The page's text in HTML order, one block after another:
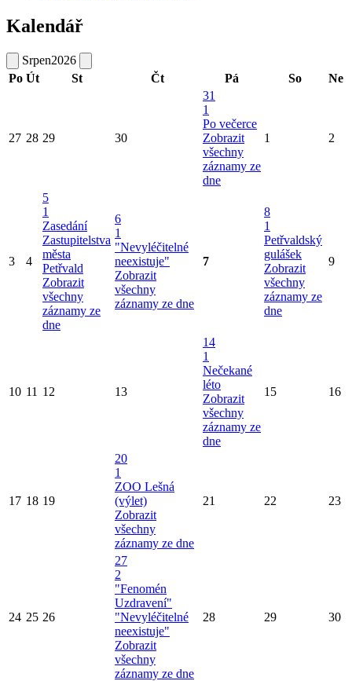
Kalendář
Srpen2026
Po Út St Čt Pá So Ne
27 28 29 30
31
1
Po večerce
Zobrazit
všechny
záznamy ze
dne
1 2
3 4
5
1
Zasedání
Zastupitelstva
města
Petřvald
Zobrazit
všechny
záznamy ze
dne
6
1
"Nevyléčitelné
neexistuje"
Zobrazit
všechny
záznamy ze dne
7
8
1
Petřvaldský
gulášek
Zobrazit
všechny
záznamy ze
dne
9
10 11 12 13
14
1
Nečekané
léto
Zobrazit
všechny
záznamy ze
dne
15 16
17 18 19
20
1
ZOO Lešná
(výlet)
Zobrazit
všechny
záznamy ze dne
21 22 23
24 25 26
27
2
"Fenomén
Uzdravení"
"Nevyléčitelné
neexistuje"
Zobrazit
všechny
záznamy ze dne
28 29 30